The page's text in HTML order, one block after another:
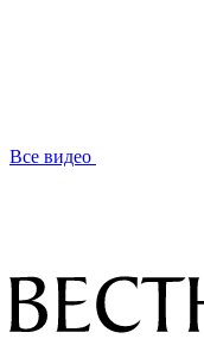
Все видео